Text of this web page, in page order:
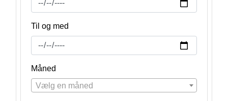
Til og med
Måned
Vælg en måned